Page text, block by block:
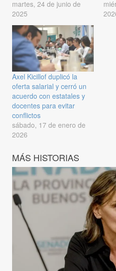
martes, 24 de junio de
2025
Axel Kicillof duplicó la
oferta salarial y cerró un
acuerdo con estatales y
docentes para evitar
conflictos
sábado, 17 de enero de
2026
MÁS HISTORIAS